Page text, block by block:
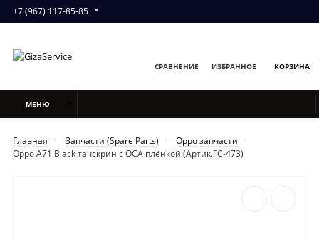
+7 (967) 117-85-85
СРАВНЕНИЕ ИЗБРАННОЕ КОРЗИНА
МЕНЮ
Главная Запчасти (Spare Parts)
Oppo запчасти
Oppo A71 Black тачскрин с OCA плёнкой (Артик.ГС-473)